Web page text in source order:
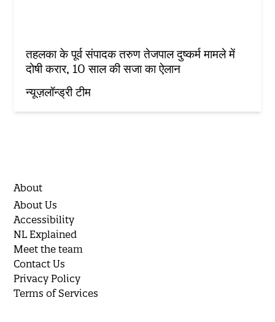
तहलका के पूर्व संपादक तरुण तेजपाल दुष्कर्म मामले में
दोषी करार, 10 साल की सजा का ऐलान
न्यूज़लॉन्ड्री टीम
About
About Us
Accessibility
NL Explained
Meet the team
Contact Us
Privacy Policy
Terms of Services